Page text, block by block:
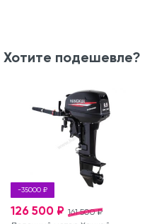
Хотите подешевле?
-35000 ₽
161 500 ₽
126 500 ₽